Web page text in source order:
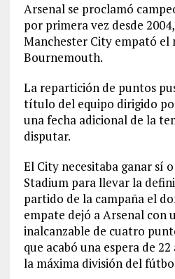
Arsenal se proclamó
por primera vez desde
Manchester City empató el
Bournemouth.
La repartición de puntos
título del equipo dirigido
una fecha adicional de la
disputar.
El City necesitaba ganar sí
Stadium para llevar la
partido de la campaña el
empate dejó a Arsenal con
inalcanzable de cuatro
que acabó una espera de
la máxima división del